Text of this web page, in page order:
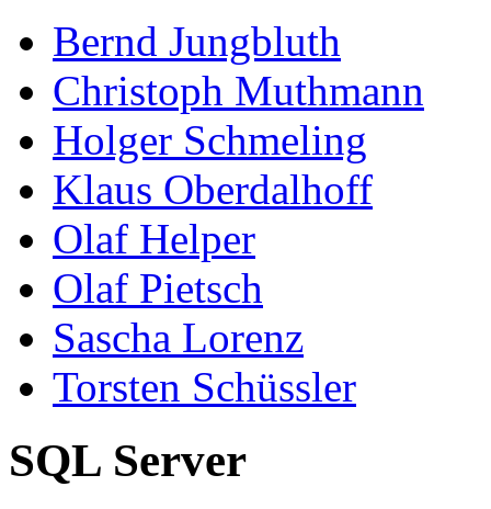
Bernd Jungbluth
Christoph Muthmann
Holger Schmeling
Klaus Oberdalhoff
Olaf Helper
Olaf Pietsch
Sascha Lorenz
Torsten Schüssler
SQL Server